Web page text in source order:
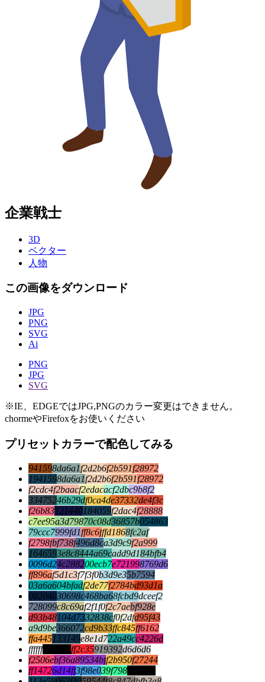
企業戦士
3D
ベクター
人物
この画像をダウンロード
JPG
PNG
SVG
Ai
PNG
JPG
SVG
※IE、EDGEではJPG,PNGのカラー変更はできません。
chormeやFirefoxをお使いください
プリセットカラーで配色してみる
941598da6a1f2d2b6f2b591f28972
1941598da6a1f2d2b6f2b591f28972
f2cdc4f2baacf2edacacf2dbc9b8f2
33475246b29df0ca4de37332de4f3c
f26b83121440184059f2dac4f28888
c7ee95a3d79870c08d36857b054863
79ccc7999fd1ff8c6fffd1868fc2af
f2798fbf738f496d8ca3d9c9f2a999
1646593e8c8444a69cadd9d184bfb4
0096d24c288200ecb7e721998769d6
ff896af5d1c3f7f3f0b3d9e35b7594
03a6a604bfadf2de77f2784bd93d1a
08204030698c468ba68fcbd9dceef2
728099c8c69af2f1f0f2c7aebf928e
d93b48104d7332838cf0f2dfd95f43
a9d9be366072cd9b33ffc845ff6162
ffa445133149e8e1d722a49cc4226d
ffffff
ff2c35919392d6d6d6
f2506ebf36a89534bff2b950f27244
ff14726d14ff3f98e039f798